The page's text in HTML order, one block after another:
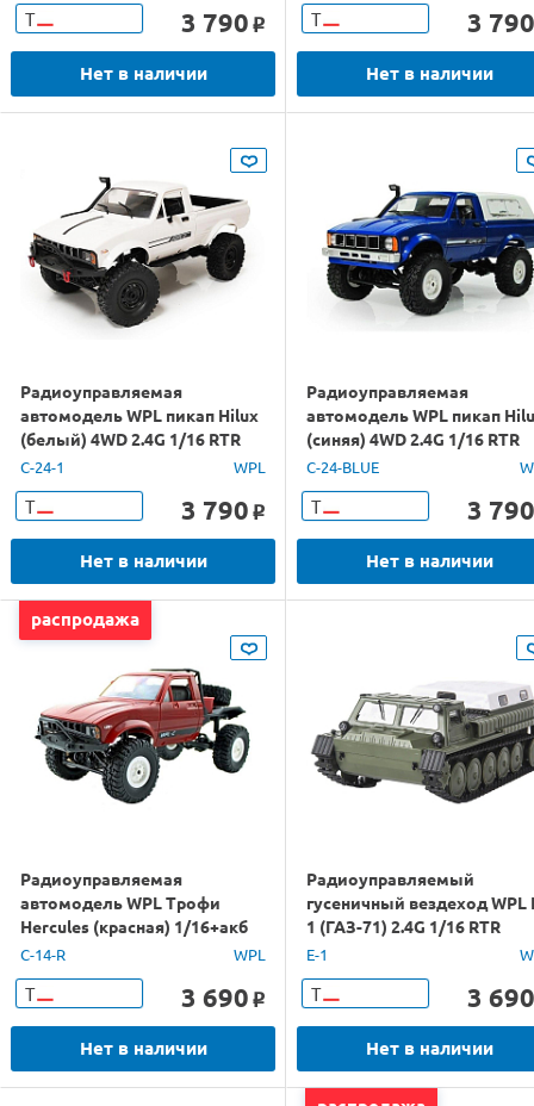
Т 3 790 o
Нет в наличии
Т 3 790
Нет в наличии
Радиоуправляемая
автомодель WPL пикап Hilux
(белый) 4WD 2.4G 1/16 RTR
C-24-1 WPL
Т 3 790 o
Нет в наличии
Радиоуправляемая
автомодель WPL пикап
(синяя) 4WD 2.4G 1/16 RTR
C-24-BLUE
Т 3 790
Нет в наличии
распродажа
Радиоуправляемая
автомодель WPL Трофи
Hercules (красная) 1/16+акб
2.4G RTR
C-14-R WPL
Т 3 690 o
Нет в наличии
Радиоуправляемый
гусеничный вездеход WPL
1 (ГАЗ-71) 2.4G 1/16 RTR
E-1
Т 3 690
Нет в наличии